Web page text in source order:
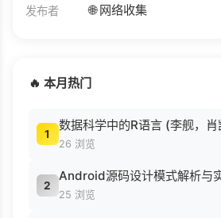
发布者 🌐 网络收集
🔥 本月热门
1
26 浏览
2
25 浏览